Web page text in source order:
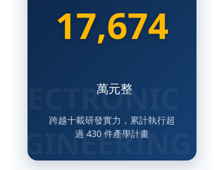
17,674
萬元整
跨越十載研發實力，累計執行超
過 430 件產學計畫